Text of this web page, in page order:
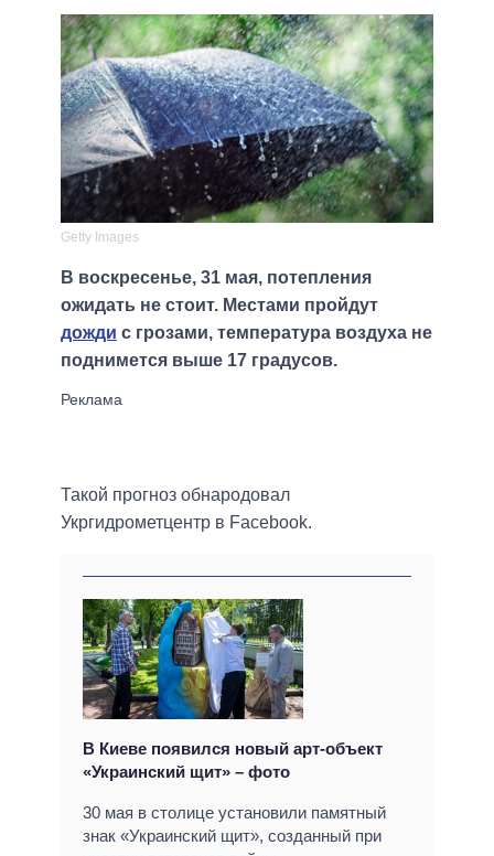
Getty Images
В воскресенье, 31 мая, потепления
ожидать не стоит. Местами пройдут
дожди с грозами, температура воздуха не
поднимется выше 17 градусов.
Такой прогноз обнародовал
Укргидрометцентр в Facebook.
В Киеве появился новый арт-объект
«Украинский щит» – фото
30 мая в столице установили памятный
знак «Украинский щит», созданный при